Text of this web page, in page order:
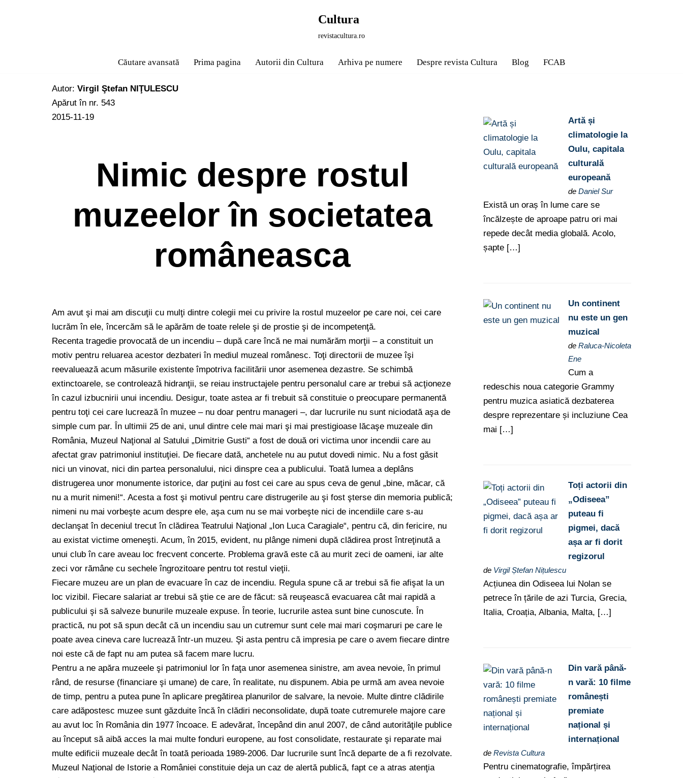
Cultura
revistacultura.ro
Căutare avansată Prima pagina Autorii din Cultura Arhiva pe numere Despre revista Cultura Blog FCAB
Autor: Virgil Ştefan NIŢULESCU
Apărut în nr. 543
2015-11-19
Nimic despre rostul
muzeelor în societatea
româneasca
Am avut şi mai am discuţii cu mulţi dintre colegii mei cu privire la rostul muzeelor pe care noi, cei care
lucrăm în ele, încercăm să le apărăm de toate relele şi de prostie şi de incompetenţă.
Recenta tragedie provocată de un incendiu – după care încă ne mai numărăm morţii – a constituit un
motiv pentru reluarea acestor dezbateri în mediul muzeal românesc. Toţi directorii de muzee îşi
reevaluează acum măsurile existente împotriva facilitării unor asemenea dezastre. Se schimbă
extinctoarele, se controlează hidranţii, se reiau instructajele pentru personalul care ar trebui să acţioneze
în cazul izbucnirii unui incendiu. Desigur, toate astea ar fi trebuit să constituie o preocupare permanentă
pentru toţi cei care lucrează în muzee – nu doar pentru manageri –, dar lucrurile nu sunt niciodată aşa de
simple cum par. În ultimii 25 de ani, unul dintre cele mai mari şi mai prestigioase lăcaşe muzeale din
România, Muzeul Naţional al Satului „Dimitrie Gusti“ a fost de două ori victima unor incendii care au
afectat grav patrimoniul instituţiei. De fiecare dată, anchetele nu au putut dovedi nimic. Nu a fost găsit
nici un vinovat, nici din partea personalului, nici dinspre cea a publicului. Toată lumea a deplâns
distrugerea unor monumente istorice, dar puţini au fost cei care au spus ceva de genul „bine, măcar, că
nu a murit nimeni!“. Acesta a fost şi motivul pentru care distrugerile au şi fost şterse din memoria publică;
nimeni nu mai vorbeşte acum despre ele, aşa cum nu se mai vorbeşte nici de incendiile care s-au
declanşat în deceniul trecut în clădirea Teatrului Naţional „Ion Luca Caragiale“, pentru că, din fericire, nu
au existat victime omeneşti. Acum, în 2015, evident, nu plânge nimeni după clădirea prost întreţinută a
unui club în care aveau loc frecvent concerte. Problema gravă este că au murit zeci de oameni, iar alte
zeci vor rămâne cu sechele îngrozitoare pentru tot restul vieţii.
Fiecare muzeu are un plan de evacuare în caz de incendiu. Regula spune că ar trebui să fie afişat la un
loc vizibil. Fiecare salariat ar trebui să ştie ce are de făcut: să reuşească evacuarea cât mai rapidă a
publicului şi să salveze bunurile muzeale expuse. În teorie, lucrurile astea sunt bine cunoscute. În
practică, nu pot să spun decât că un incendiu sau un cutremur sunt cele mai mari coşmaruri pe care le
poate avea cineva care lucrează într-un muzeu. Şi asta pentru că impresia pe care o avem fiecare dintre
noi este că de fapt nu am putea să facem mare lucru.
Pentru a ne apăra muzeele şi patrimoniul lor în faţa unor asemenea sinistre, am avea nevoie, în primul
rând, de resurse (financiare şi umane) de care, în realitate, nu dispunem. Abia pe urmă am avea nevoie
de timp, pentru a putea pune în aplicare pregătirea planurilor de salvare, la nevoie. Multe dintre clădirile
care adăpostesc muzee sunt găzduite încă în clădiri neconsolidate, după toate cutremurele majore care
au avut loc în România din 1977 încoace. E adevărat, începând din anul 2007, de când autorităţile publice
au început să aibă acces la mai multe fonduri europene, au fost consolidate, restaurate şi reparate mai
multe edificii muzeale decât în toată perioada 1989-2006. Dar lucrurile sunt încă departe de a fi rezolvate.
Muzeul Naţional de Istorie a României constituie deja un caz de alertă publică, fapt ce a atras atenţia
Artă și
climatologie la
Oulu, capitala
culturală
europeană
de Daniel Sur
Există un oraș în lume care se
încălzește de aproape patru ori mai
repede decât media globală. Acolo,
șapte […]
Un continent
nu este un gen
muzical
de Raluca-Nicoleta
Ene
Cum a
redeschis noua categorie Grammy
pentru muzica asiatică dezbaterea
despre reprezentare și incluziune Cea
mai […]
Toți actorii din
„Odiseea”
puteau fi
pigmei, dacă
așa ar fi dorit
regizorul
de Virgil Ștefan Nițulescu
Acțiunea din Odiseea lui Nolan se
petrece în țările de azi Turcia, Grecia,
Italia, Croația, Albania, Malta, […]
Din vară până-
n vară: 10 filme
românești
premiate
național și
internațional
de Revista Cultura
Pentru cinematografie, împărțirea